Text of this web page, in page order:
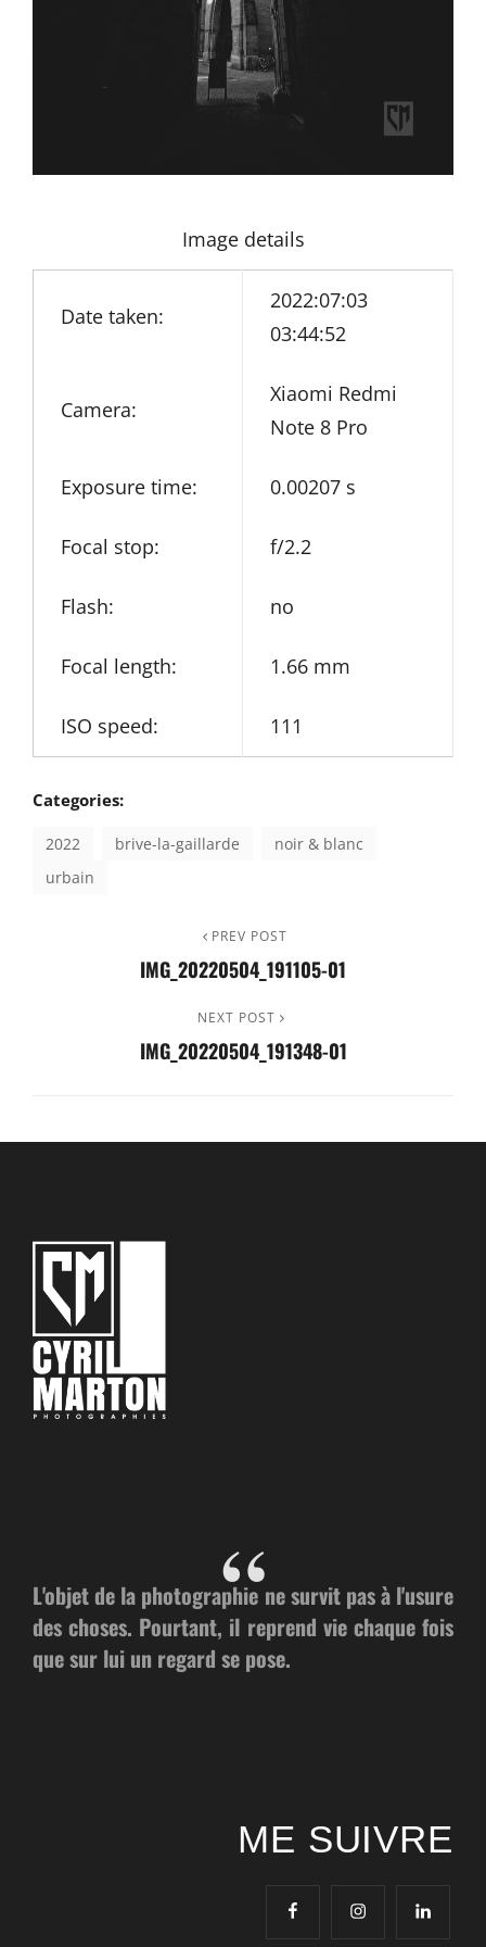
Image details
Date taken:
2022:07:03
03:44:52
Camera:
Xiaomi Redmi
Note 8 Pro
Exposure time: 0.00207 s
Focal stop: f/2.2
Flash: no
Focal length: 1.66 mm
ISO speed: 111
Categories:
2022 brive-la-gaillarde
noir & blanc
urbain
NAVIGATIONPREV POST
IMG_20220504_191105-01
NEXT POST
IMG_20220504_191348-01
L'objet de la photographie ne survit pas à l'usure
des choses. Pourtant, il reprend vie chaque fois
que sur lui un regard se pose.
ME SUIVRE
facebook instagram linkedin